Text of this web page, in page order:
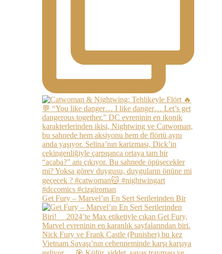
Get Fury – Marvel’ın En Sert Serilerinden Bir